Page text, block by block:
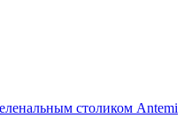
столиком Antemi